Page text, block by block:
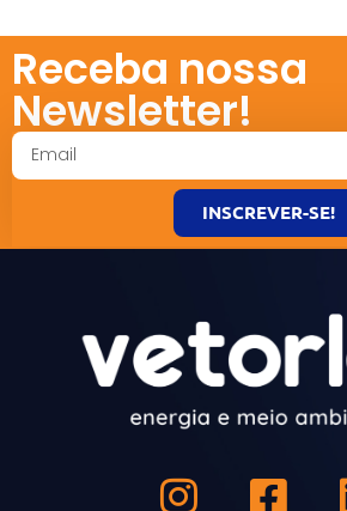
Receba nossa
Newsletter!
INSCREVER-SE!